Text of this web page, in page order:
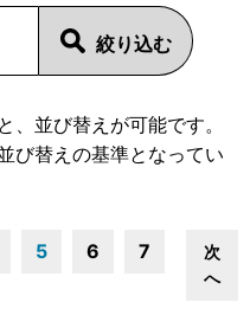
並び替えが可能です。
び替えの基準となってい
5 6 7
次
へ